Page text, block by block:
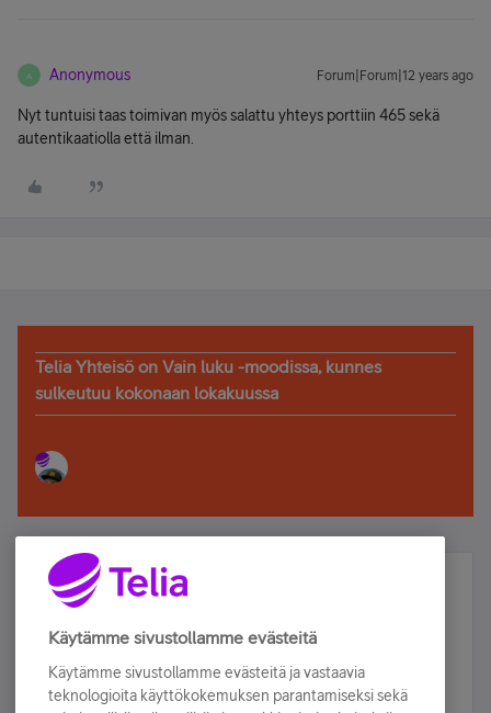
A Anonymous Forum|Forum|12 years ago
Nyt tuntuisi taas toimivan myös salattu yhteys porttiin 465 sekä
autentikaatiolla että ilman.
Telia Yhteisö on Vain luku -moodissa, kunnes
sulkeutuu kokonaan lokakuussa
Älä jää paitsi – osallistu ja voita!
Tilaa Telian uutiskirje ja olet mukana arvonnassa.
sähköpostiisi.
Käytämme sivustollamme evästeitä
Käytämme sivustollamme evästeitä ja vastaavia
teknologioita käyttökokemuksen parantamiseksi sekä